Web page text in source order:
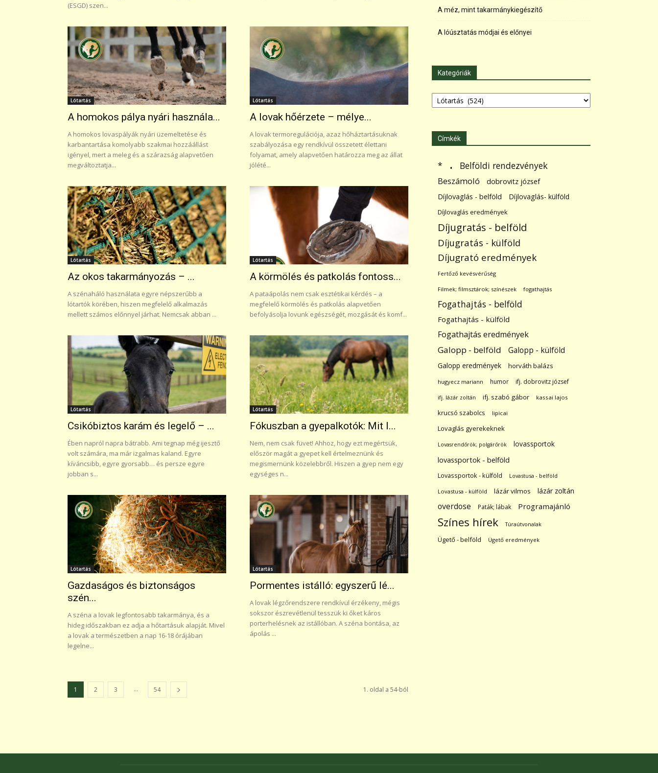
(ESGD) szen...
Lótartás
A homokos pálya nyári használa...
A homokos lovaspályák nyári üzemeltetése és
karbantartása komolyabb szakmai hozzáállást
igényel, mert a meleg és a szárazság alapvetően
megváltoztatja...
Lótartás
A lovak hőérzete – mélye...
A lovak termoregulációja, azaz hőháztartásuknak
szabályozása egy rendkívül összetett élettani
folyamat, amely alapvetően határozza meg az állat
jólété...
Lótartás
Az okos takarmányozás – ...
A szénaháló használata egyre népszerűbb a
lótartók körében, hiszen megfelelő alkalmazás
mellett számos előnnyel járhat. Nemcsak abban ...
Lótartás
A körmölés és patkolás fontoss...
A pataápolás nem csak esztétikai kérdés – a
megfelelő körmölés és patkolás alapvetően
befolyásolja lovunk egészségét, mozgását és komf...
Lótartás
Csikóbiztos karám és legelő – ...
Ében napról napra bátrabb. Ami tegnap még ijesztő
volt számára, ma már izgalmas kaland. Egyre
kíváncsibb, egyre gyorsabb… és persze egyre
jobban s...
Lótartás
Fókuszban a gyepalkotók: Mit l...
Nem, nem csak füvet! Ahhoz, hogy ezt megértsük,
először magát a gyepet kell értelmeznünk és
megismernünk közelebbről. Hiszen a gyep nem egy
egységes n...
Lótartás
Gazdaságos és biztonságos
szén...
A széna a lovak legfontosabb takarmánya, és a
hideg időszakban ez adja a hőtartásuk alapját. Mivel
a lovak a természetben a nap 16-18 órájában
legelne...
Lótartás
Pormentes istálló: egyszerű lé...
A lovak légzőrendszere rendkívül érzékeny, mégis
sokszor észrevétlenül tesszük ki őket káros
porterhelésnek az istállóban. A széna bontása, az
ápolás ...
1 2 3 ... 54 1. oldal a 54-ból
A méz, mint takarmánykiegészítő
A lóúsztatás módjai és előnyei
Kategóriák
Kategóriák
Címkék
* . Belföldi rendezvények
Beszámoló dobrovitz józsef
Díjlovaglás - belföld Díjlovaglás- külföld
Díjlovaglás eredmények
Díjugratás - belföld
Díjugratás - külföld
Díjugrató eredmények
Fertőző kevésvérűség
Filmek; filmsztárok; színészek fogathajtás
Fogathajtás - belföld
Fogathajtás - külföld
Fogathajtás eredmények
Galopp - belföld Galopp - külföld
Galopp eredmények horváth balázs
hugyecz mariann humor ifj. dobrovitz józsef
ifj. lázár zoltán ifj. szabó gábor kassai lajos
krucsó szabolcs lipicai
Lovaglás gyerekeknek
Lovasrendőrök; polgárőrök
lovassportok
lovassportok - belföld
Lovassportok - külföld Lovastusa - belföld
Lovastusa - külföld lázár vilmos lázár zoltán
overdose Paták; lábak Programajánló
Színes hírek Túraútvonalak
Ügető - belföld Ügető eredmények